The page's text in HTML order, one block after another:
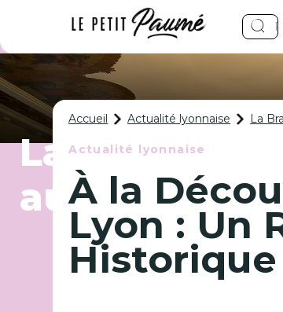
La Brasserie
autres !
Accueil Actualité lyonnaise La
Actualité lyonnaise
À la
Lyon : Un
Historique